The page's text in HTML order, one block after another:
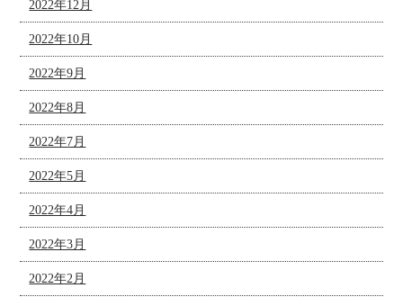
2022年12月
2022年10月
2022年9月
2022年8月
2022年7月
2022年5月
2022年4月
2022年3月
2022年2月